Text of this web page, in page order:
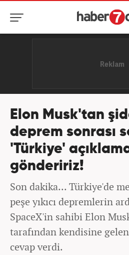
Elon Musk'tan
deprem sonrası
'Türkiye'
göndeririz!
Son dakika... Türkiye'de
peşe yıkıcı depremlerin
SpaceX'in sahibi Elon
tarafından kendisine
cevap verdi.